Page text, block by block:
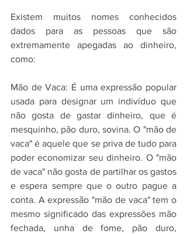
Existem muitos nomes conhecidos
dados para as pessoas que são
extremamente apegadas ao dinheiro,
como:
Mão de Vaca: É uma expressão popular
usada para designar um indivíduo que
não gosta de gastar dinheiro, que é
mesquinho, pão duro, sovina. O "mão de
vaca" é aquele que se priva de tudo para
poder economizar seu dinheiro. O "mão
de vaca" não gosta de partilhar os gastos
e espera sempre que o outro pague a
conta. A expressão "mão de vaca" tem o
mesmo significado das expressões mão
fechada, unha de fome, pão duro,